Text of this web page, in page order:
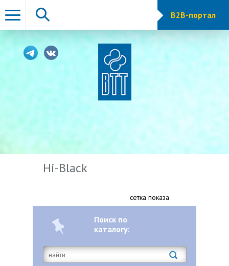
B2B-портал
Hi-Black
сетка показа
Поиск по
каталогу: